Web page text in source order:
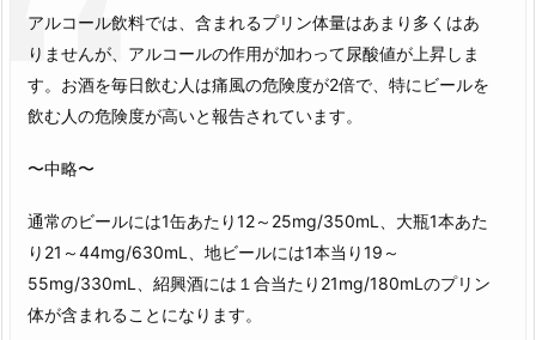
アルコール飲料では、含まれるプリン体量はあまり多くはあ
りませんが、アルコールの作用が加わって尿酸値が上昇しま
す。お酒を毎日飲む人は痛風の危険度が2倍で、特にビールを
飲む人の危険度が高いと報告されています。
〜中略〜
通常のビールには1缶あたり12～25mg/350mL、大瓶1本あた
り21～44mg/630mL、地ビールには1本当り19～
55mg/330mL、紹興酒には１合当たり21mg/180mLのプリン
体が含まれることになります。